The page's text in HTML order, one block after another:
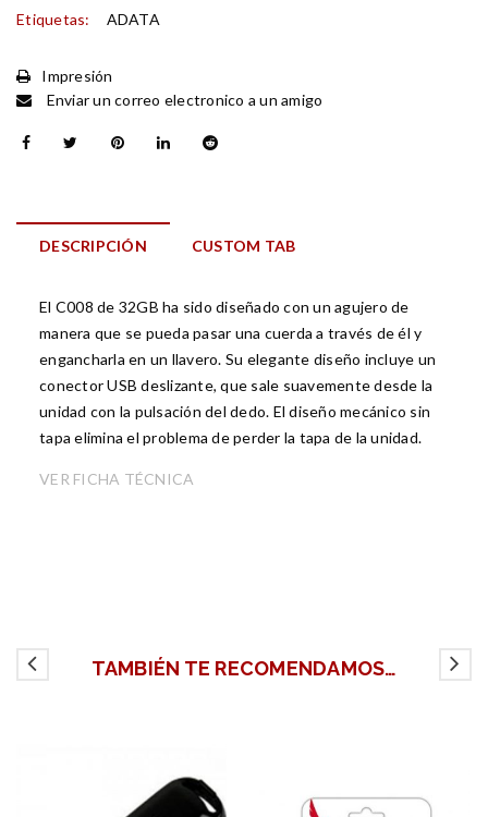
Etiquetas: ADATA
Impresión
Enviar un correo electronico a un amigo
DESCRIPCIÓN CUSTOM TAB
El C008 de 32GB ha sido diseñado con un agujero de
manera que se pueda pasar una cuerda a través de él y
engancharla en un llavero. Su elegante diseño incluye un
conector USB deslizante, que sale suavemente desde la
unidad con la pulsación del dedo. El diseño mecánico sin
tapa elimina el problema de perder la tapa de la unidad.
VER FICHA TÉCNICA
TAMBIÉN TE RECOMENDAMOS…